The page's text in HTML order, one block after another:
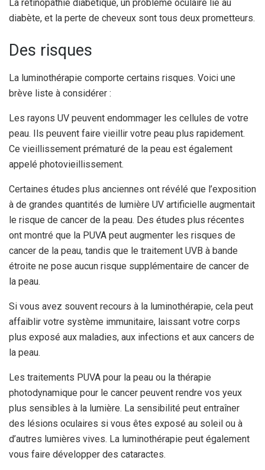
La rétinopathie diabétique, un problème oculaire lié au
diabète, et la perte de cheveux sont tous deux prometteurs.
Des risques
La luminothérapie comporte certains risques. Voici une
brève liste à considérer :
Les rayons UV peuvent endommager les cellules de votre
peau. Ils peuvent faire vieillir votre peau plus rapidement.
Ce vieillissement prématuré de la peau est également
appelé photovieillissement.
Certaines études plus anciennes ont révélé que l’exposition
à de grandes quantités de lumière UV artificielle augmentait
le risque de cancer de la peau. Des études plus récentes
ont montré que la PUVA peut augmenter les risques de
cancer de la peau, tandis que le traitement UVB à bande
étroite ne pose aucun risque supplémentaire de cancer de
la peau.
Si vous avez souvent recours à la luminothérapie, cela peut
affaiblir votre système immunitaire, laissant votre corps
plus exposé aux maladies, aux infections et aux cancers de
la peau.
Les traitements PUVA pour la peau ou la thérapie
photodynamique pour le cancer peuvent rendre vos yeux
plus sensibles à la lumière. La sensibilité peut entraîner
des lésions oculaires si vous êtes exposé au soleil ou à
d’autres lumières vives. La luminothérapie peut également
vous faire développer des cataractes.